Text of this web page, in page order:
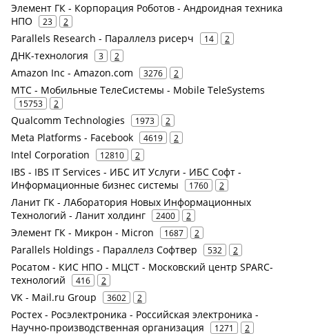
Элемент ГК - Корпорация Роботов - Андроидная техника
НПО
23 2
Parallels Research - Параллелз рисерч 14 2
ДНК-технология 3 2
Amazon Inc - Amazon.com 3276 2
МТС - Мобильные ТелеСистемы - Mobile TeleSystems
15753 2
Qualcomm Technologies 1973 2
Meta Platforms - Facebook 4619 2
Intel Corporation 12810 2
IBS - IBS IT Services - ИБС ИТ Услуги - ИБС Софт -
Информационные бизнес системы
1760 2
Ланит ГК - ЛАборатория Новых Информационных
Технологий - Ланит холдинг
2400 2
Элемент ГК - Микрон - Micron 1687 2
Parallels Holdings - Параллелз Софтвер 532 2
Росатом - КИС НПО - МЦСТ - Московский центр SPARC-
технологий
416 2
VK - Mail.ru Group 3602 2
Ростех - Росэлектроника - Российская электроника -
Научно-производственная организация
1271 2